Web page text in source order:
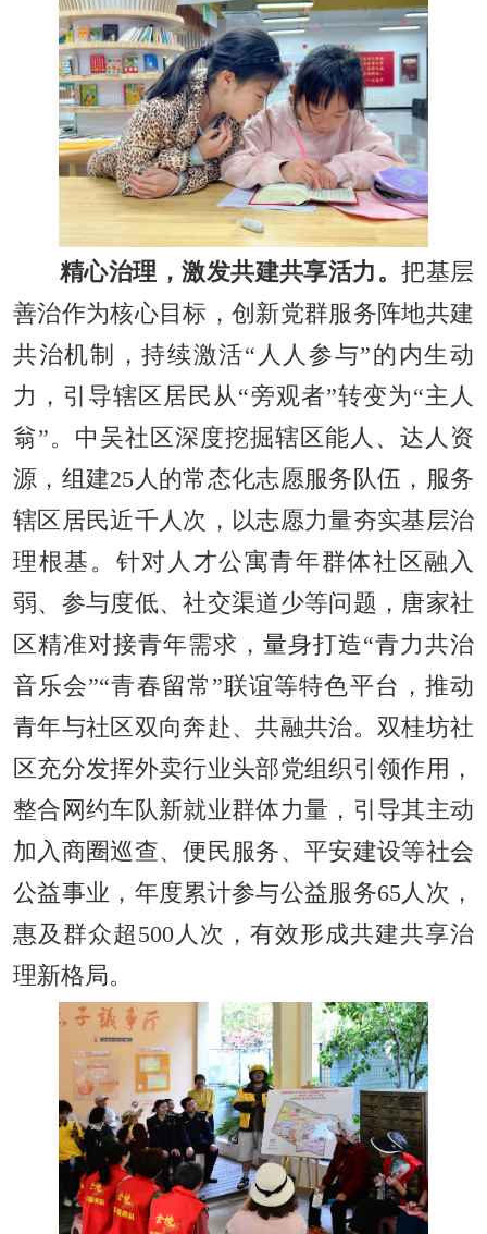
精心治理，激发共建共享活力。把基层
善治作为核心目标，创新党群服务阵地共建
共治机制，持续激活“人人参与”的内生动
力，引导辖区居民从“旁观者”转变为“主人
翁”。中吴社区深度挖掘辖区能人、达人资
源，组建25人的常态化志愿服务队伍，服务
辖区居民近千人次，以志愿力量夯实基层治
理根基。针对人才公寓青年群体社区融入
弱、参与度低、社交渠道少等问题，唐家社
区精准对接青年需求，量身打造“青力共治
音乐会”“青春留常”联谊等特色平台，推动
青年与社区双向奔赴、共融共治。双桂坊社
区充分发挥外卖行业头部党组织引领作用，
整合网约车队新就业群体力量，引导其主动
加入商圈巡查、便民服务、平安建设等社会
公益事业，年度累计参与公益服务65人次，
惠及群众超500人次，有效形成共建共享治
理新格局。